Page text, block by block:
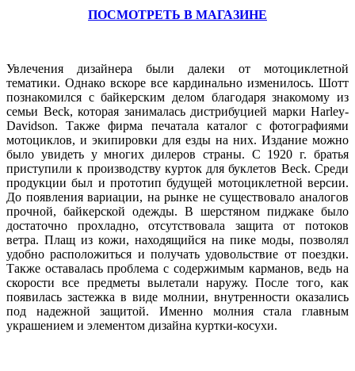
ПОСМОТРЕТЬ В МАГАЗИНЕ
Увлечения дизайнера были далеки от мотоциклетной
тематики. Однако вскоре все кардинально изменилось. Шотт
познакомился с байкерским делом благодаря знакомому из
семьи Beck, которая занималась дистрибуцией марки Harley-
Davidson. Также фирма печатала каталог с фотографиями
мотоциклов, и экипировки для езды на них. Издание можно
было увидеть у многих дилеров страны. С 1920 г. братья
приступили к производству курток для буклетов Beck. Среди
продукции был и прототип будущей мотоциклетной версии.
До появления вариации, на рынке не существовало аналогов
прочной, байкерской одежды. В шерстяном пиджаке было
достаточно прохладно, отсутствовала защита от потоков
ветра. Плащ из кожи, находящийся на пике моды, позволял
удобно расположиться и получать удовольствие от поездки.
Также оставалась проблема с содержимым карманов, ведь на
скорости все предметы вылетали наружу. После того, как
появилась застежка в виде молнии, внутренности оказались
под надежной защитой. Именно молния стала главным
украшением и элементом дизайна куртки-косухи.